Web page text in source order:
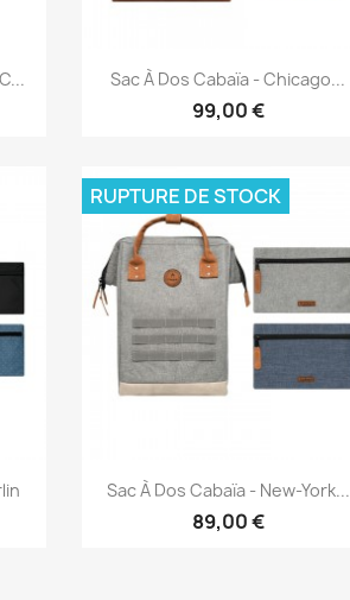
Aperçu rapide
Sac À Dos Cabaïa - Chicago...
99,00 €
Aperçu rapide
Sac À Dos Cabaïa - New-York...
89,00 €
RUPTURE DE STOCK